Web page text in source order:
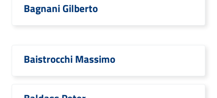
Bagnani Gilberto
Baistrocchi Massimo